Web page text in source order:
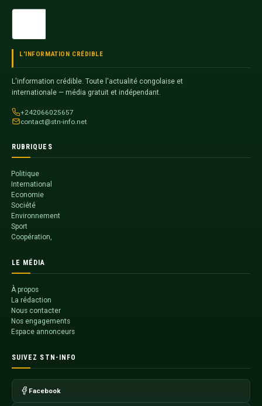
L'INFORMATION CRÉDIBLE
L'information crédible. Toute l'actualité congolaise et
internationale — média gratuit et indépendant.
+242066025657
contact@stn-info.net
RUBRIQUES
Politique
International
Economie
Société
Environnement
Sport
Coopération,
LE MÉDIA
À propos
La rédaction
Nous contacter
Nos engagements
Espace annonceurs
SUIVEZ STN-INFO
Facebook